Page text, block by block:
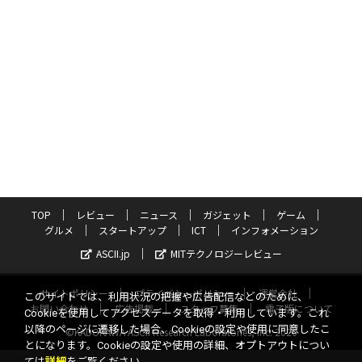
TOP レビュー ニュース ガジェット
ゲーム
グルメ
スタートアップ ICT
インフォメーション
ASCII.jp
MITテクノロジーレビュー
サイトポリシー プライバシーポリシー
運営会社
お問い合わせ
広告掲載 スタッフ募集
電子版について
©KADOKAWA ASCII Research Laboratories, Inc. 2026
このサイトでは、利用状況の把握や広告配信などのために、
Cookieを使用してアクセスデータを取得・利用しています。これ
以降のページに遷移した場合、Cookieの設定や使用に同意したこ
とになります。Cookieの設定や使用の詳細、オプトアウトについ